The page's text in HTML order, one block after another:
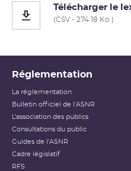
Télécharger le
(CSV - 274.18 Ko )
Réglementation
La réglementation
Bulletin officiel de l'ASNR
L’association des publics
Consultations du public
Guides de l'ASNR
Cadre législatif
RFS